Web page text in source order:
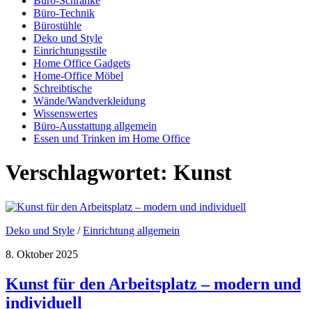
Büro-Technik
Bürostühle
Deko und Style
Einrichtungsstile
Home Office Gadgets
Home-Office Möbel
Schreibtische
Wände/Wandverkleidung
Wissenswertes
Büro-Ausstattung allgemein
Essen und Trinken im Home Office
Verschlagwortet: Kunst
Deko und Style /Einrichtung allgemein
8. Oktober 2025
Kunst für den Arbeitsplatz – modern und
individuell